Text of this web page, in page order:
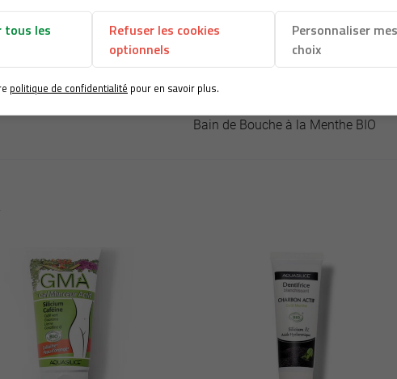
tous les
Refuser les cookies
optionnels
Personnaliser mes
choix
politique de confidentialité pour en savoir plus.
Bain de Bouche à la Menthe BIO